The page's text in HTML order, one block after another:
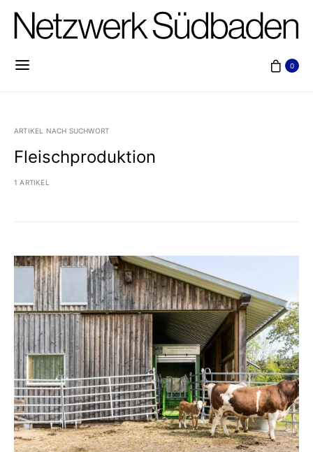
0
ARTIKEL NACH SUCHWORT
Fleischproduktion
1 ARTIKEL